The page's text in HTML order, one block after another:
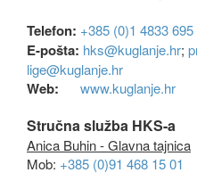
Telefon: +385 (0)1 4833 695
E-pošta: hks@kuglanje.hr;
lige@kuglanje.hr
Web: www.kuglanje.hr
Stručna služba HKS-a
Anica Buhin - Glavna tajnica
Mob: +385 (0)91 468 15 01